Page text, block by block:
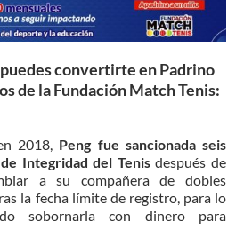
puedes convertirte en Padrino
de la Fundación Match Tenis:
2018, Peng fue sancionada seis
Integridad del Tenisdespués de
a su compañera de dobles
la fecha límite de registro, para lo
sobornarla con dinero para